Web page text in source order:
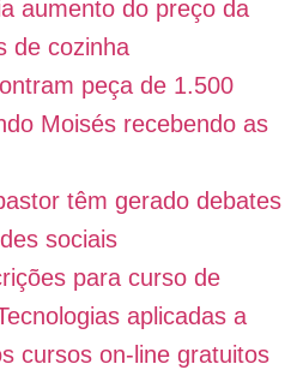
aumento do preço da
de cozinha
peça de 1.500
Moisés recebendo as
têm gerado debates
sociais
para curso de
aplicadas a
cursos on-line gratuitos